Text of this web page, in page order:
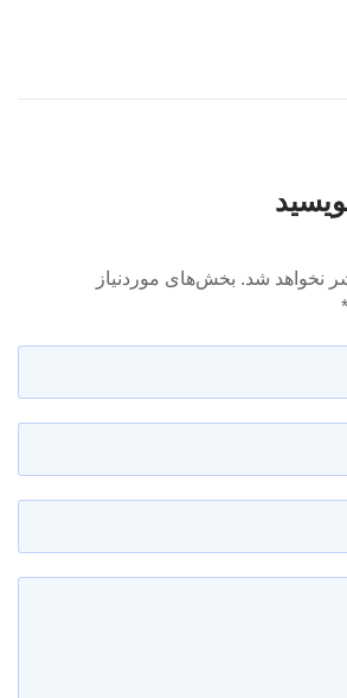
نخواهد شد. بخش‌های موردنیاز
*